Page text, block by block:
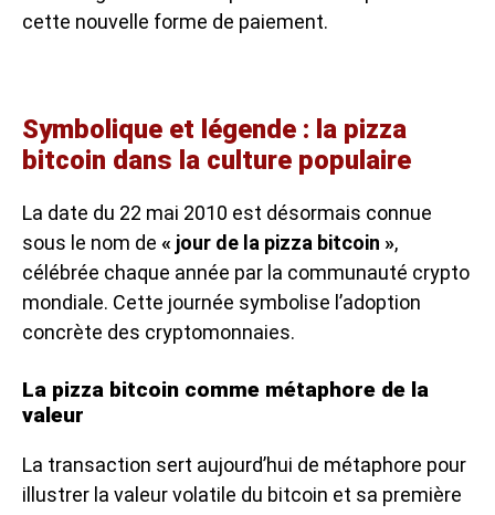
cette nouvelle forme de paiement.
Symbolique et légende : la pizza
bitcoin dans la culture populaire
La date du 22 mai 2010 est désormais connue
sous le nom de « jour de la pizza bitcoin »,
célébrée chaque année par la communauté crypto
mondiale. Cette journée symbolise l’adoption
concrète des cryptomonnaies.
La pizza bitcoin comme métaphore de la
valeur
La transaction sert aujourd’hui de métaphore pour
illustrer la valeur volatile du bitcoin et sa première